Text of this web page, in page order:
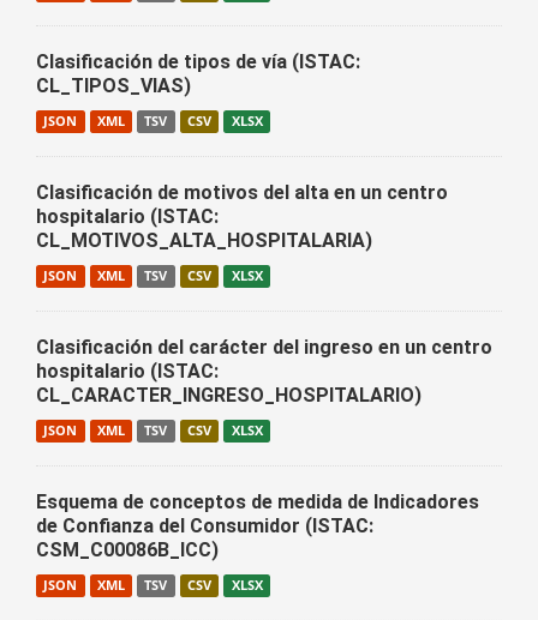
Clasificación de tipos de vía (ISTAC:
CL_TIPOS_VIAS)
JSON XML TSV CSV XLSX
Clasificación de motivos del alta en un centro
hospitalario (ISTAC:
CL_MOTIVOS_ALTA_HOSPITALARIA)
JSON XML TSV CSV XLSX
Clasificación del carácter del ingreso en un centro
hospitalario (ISTAC:
CL_CARACTER_INGRESO_HOSPITALARIO)
JSON XML TSV CSV XLSX
Esquema de conceptos de medida de Indicadores
de Confianza del Consumidor (ISTAC:
CSM_C00086B_ICC)
JSON XML TSV CSV XLSX